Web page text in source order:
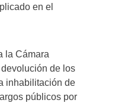
en el
la Cámara
de los
inhabilitación de
públicos por